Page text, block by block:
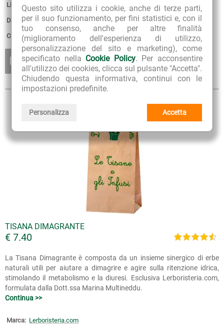
Questo sito utilizza i cookie, anche di terze parti,
per il suo funzionamento, per fini statistici e, con il
tuo consenso, anche per altre finalità
(miglioramento dell'esperienza di utilizzo,
personalizzazione del sito e marketing), come
specificato nella Cookie Policy. Per acconsentire
all'utilizzo dei cookies, clicca sul pulsante "Accetta".
Chiudendo questa informativa, continui con le
impostazioni predefinite.
Personalizza Accetta
Linea: Australian Bush Flower Essences Miscele di Fiori Australiani
Disponibilità: non disponibile.
Confezione: 30 ml con contagocce
ESAURITO
AVVISAMI QUANDO
SARÀ DISPONIBILE
AGGIUNGI
AI PREFERITI
TISANA DIMAGRANTE
€ 7.40
La Tisana Dimagrante è composta da un insieme sinergico di erbe
naturali utili per aiutare a dimagrire e agire sulla ritenzione idrica,
stimolando il metabolismo e la diuresi. Esclusiva Lerboristeria.com,
formulata dalla Dott.ssa Marina Multineddu.
Continua >>
Marca: Lerboristeria.com